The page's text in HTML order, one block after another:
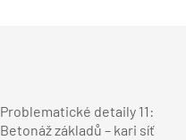
Problematické detaily 11:
Betonáž základů – kari síť